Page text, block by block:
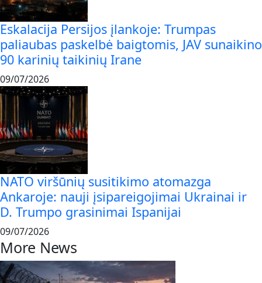
Eskalacija Persijos įlankoje: Trumpas
paliaubas paskelbė baigtomis, JAV sunaikino
90 karinių taikinių Irane
09/07/2026
NATO viršūnių susitikimo atomazga
Ankaroje: nauji įsipareigojimai Ukrainai ir
D. Trumpo grasinimai Ispanijai
09/07/2026
More News